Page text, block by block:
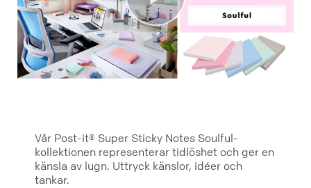
Vår Post-it® Super Sticky Notes Soulful-
kollektionen representerar tidlöshet och ger en
känsla av lugn. Uttryck känslor, idéer och
tankar.